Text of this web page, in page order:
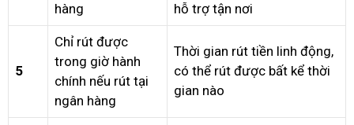
hàng
hỗ trợ tận nơi
5
Chỉ rút được
trong giờ hành
chính nếu rút tại
ngân hàng
Thời gian rút tiền linh động,
có thể rút được bất kể thời
gian nào